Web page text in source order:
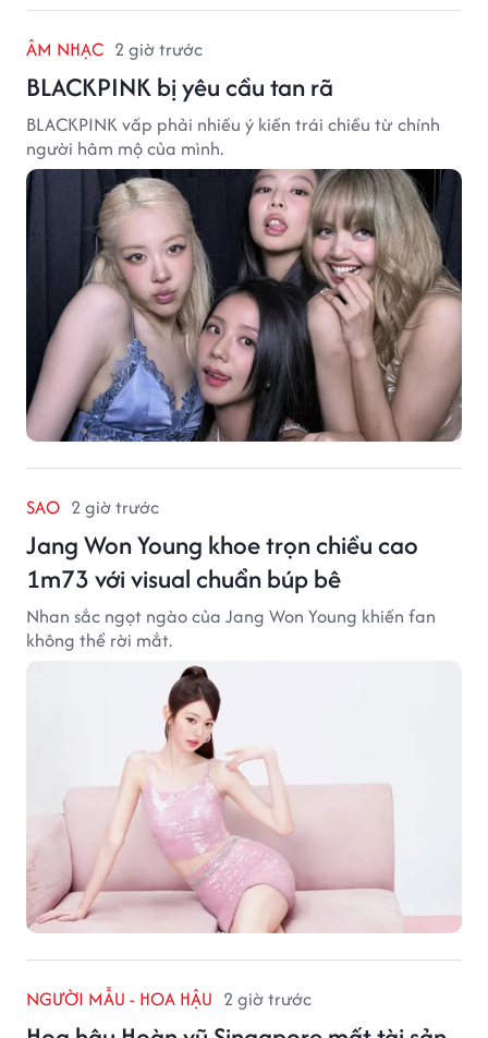
ÂM NHẠC 2 giờ trước
BLACKPINK bị yêu cầu tan rã
BLACKPINK vấp phải nhiều ý kiến trái chiều từ chính
người hâm mộ của mình.
SAO 2 giờ trước
Jang Won Young khoe trọn chiều cao
1m73 với visual chuẩn búp bê
Nhan sắc ngọt ngào của Jang Won Young khiến fan
không thể rời mắt.
NGƯỜI MẪU - HOA HẬU 2 giờ trước